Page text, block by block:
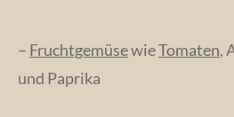
– FruchtgemüsewieTomaten,
und Paprika